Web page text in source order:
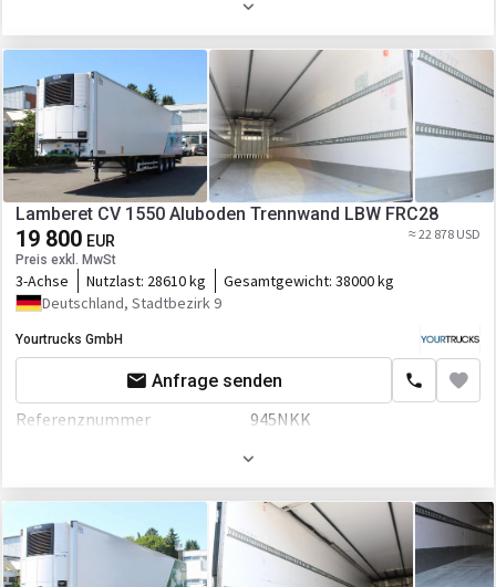
Ladebordwand
01.05.2017
Farbe
Weiß
Fahrgestell/Federung
Federung
luft
Bremse
Scheibenbremse
ABS
EBS
Aufbau
Laderaum-Länge
Laderaum-Breite
2470 mm
Ladebordwand
Lamberet CV 1550 Aluboden Trennwand LBW FRC28
19 800 EUR
Preis exkl. MwSt
≈ 22 878 USD
3-Achse Nutzlast: 28610 kg Gesamtgewicht: 38000 kg
Deutschland, Stadtbezirk 9
Yourtrucks GmbH
Anfrage senden
Referenznummer
945NKK
01.05.2019
Farbe
Weiß
Fahrgestell/Federung
luft